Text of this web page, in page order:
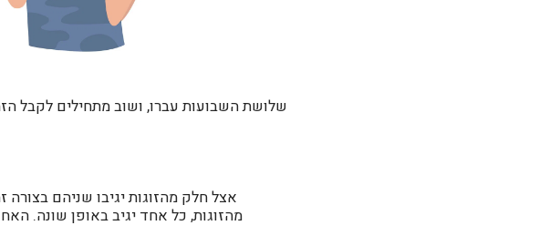
שלושת השבועות עברו, ושוב מתחילים לקבל
אצל חלק מהזוגות יגיבו שניהם
מהזוגות, כל אחד יגיב באופן שונה.